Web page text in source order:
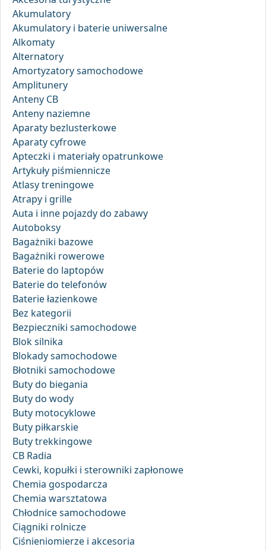
Akumulatory
Akumulatory i baterie uniwersalne
Alkomaty
Alternatory
Amortyzatory samochodowe
Amplitunery
Anteny CB
Anteny naziemne
Aparaty bezlusterkowe
Aparaty cyfrowe
Apteczki i materiały opatrunkowe
Artykuły piśmiennicze
Atlasy treningowe
Atrapy i grille
Auta i inne pojazdy do zabawy
Autoboksy
Bagażniki bazowe
Bagażniki rowerowe
Baterie do laptopów
Baterie do telefonów
Baterie łazienkowe
Bez kategorii
Bezpieczniki samochodowe
Blok silnika
Blokady samochodowe
Błotniki samochodowe
Buty do biegania
Buty do wody
Buty motocyklowe
Buty piłkarskie
Buty trekkingowe
CB Radia
Cewki, kopułki i sterowniki zapłonowe
Chemia gospodarcza
Chemia warsztatowa
Chłodnice samochodowe
Ciągniki rolnicze
Ciśnieniomierze i akcesoria